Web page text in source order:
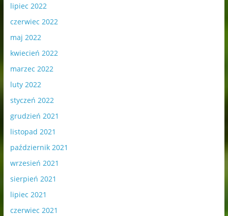
lipiec 2022
czerwiec 2022
maj 2022
kwiecień 2022
marzec 2022
luty 2022
styczeń 2022
grudzień 2021
listopad 2021
październik 2021
wrzesień 2021
sierpień 2021
lipiec 2021
czerwiec 2021